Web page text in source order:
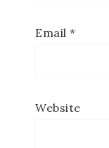
Email *
Website